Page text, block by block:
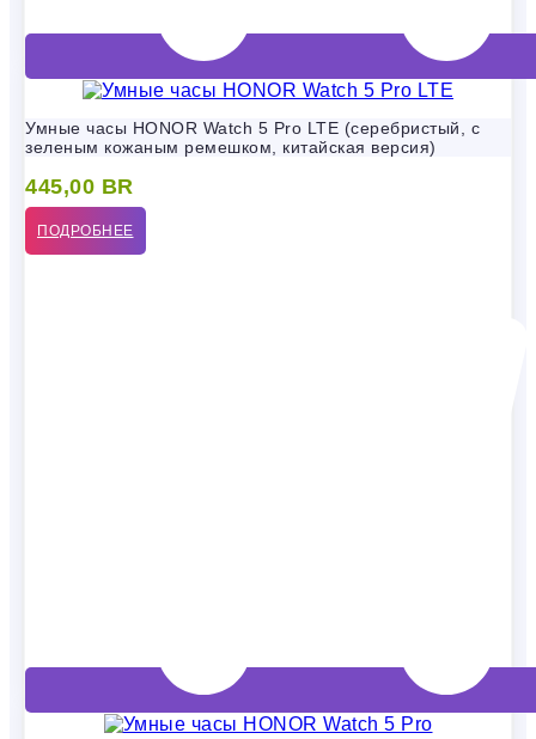
Умные часы HONOR Watch 5 Pro LTE (серебристый, с
зеленым кожаным ремешком, китайская версия)
445,00 BR
ПОДРОБНЕЕ